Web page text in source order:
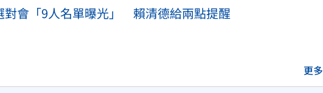
對會「9人名單曝光」 賴清德給兩點提醒
更多